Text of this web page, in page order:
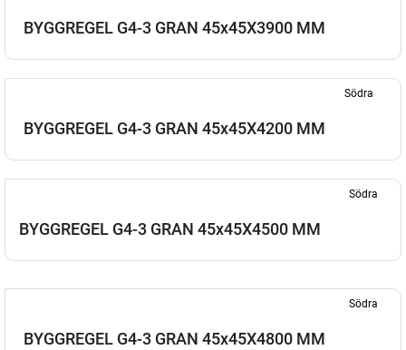
BYGGREGEL G4-3 GRAN 45x45X3900 MM
Södra
BYGGREGEL G4-3 GRAN 45x45X4200 MM
Södra
BYGGREGEL G4-3 GRAN 45x45X4500 MM
Södra
BYGGREGEL G4-3 GRAN 45x45X4800 MM